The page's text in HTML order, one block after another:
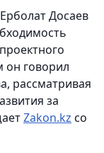
Досаев
он говорил
рассматривая
за
Zakon.kz со